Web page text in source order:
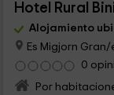
Hotel Rural
Alojamiento
Es Migjorn
0
Por